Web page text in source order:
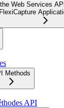
Web Services
FlexiCapture
Methods
API